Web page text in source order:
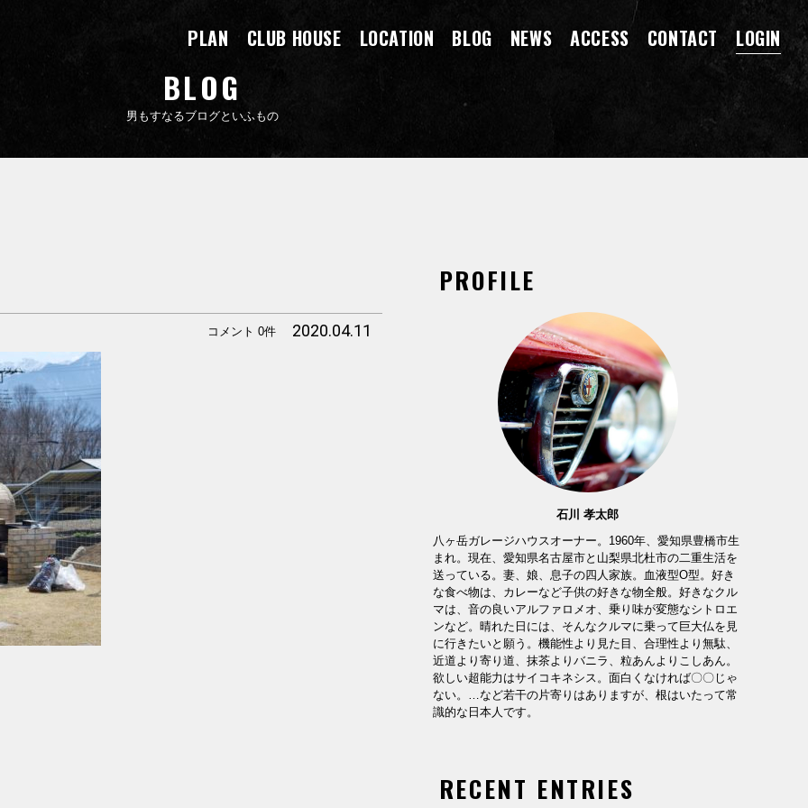
BLOG
男もすなるブログといふもの
PLAN CLUB HOUSE LOCATION BLOG NEWS ACCESS CONTACT LOGIN
2020.04.11
コメント 0件
PROFILE
石川 孝太郎
八ヶ岳ガレージハウスオーナー。1960年、愛知県豊橋市生
まれ。現在、愛知県名古屋市と山梨県北杜市の二重生活を
送っている。妻、娘、息子の四人家族。血液型O型。好き
な食べ物は、カレーなど子供の好きな物全般。好きなクル
マは、音の良いアルファロメオ、乗り味が変態なシトロエ
ンなど。晴れた日には、そんなクルマに乗って巨大仏を見
に行きたいと願う。機能性より見た目、合理性より無駄、
近道より寄り道、抹茶よりバニラ、粒あんよりこしあん。
欲しい超能力はサイコキネシス。面白くなければ〇〇じゃ
ない。…など若干の片寄りはありますが、根はいたって常
識的な日本人です。
RECENT ENTRIES